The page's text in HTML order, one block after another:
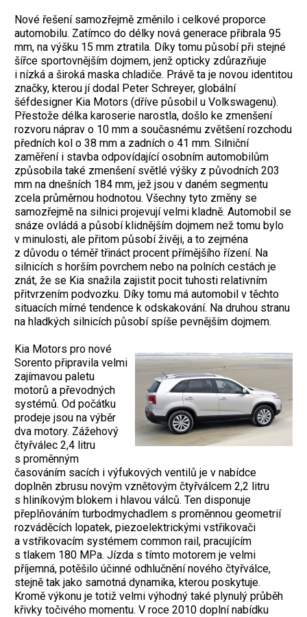
Nové řešení samozřejmě změnilo i celkové proporce
automobilu. Zatímco do délky nová generace přibrala 95
mm, na výšku 15 mm ztratila. Díky tomu působí při stejné
šířce sportovnějším dojmem, jenž opticky zdůrazňuje
i nízká a široká maska chladiče. Právě ta je novou identitou
značky, kterou jí dodal Peter Schreyer, globální
šéfdesigner Kia Motors (dříve působil u Volkswagenu).
Přestože délka karoserie narostla, došlo ke zmenšení
rozvoru náprav o 10 mm a současnému zvětšení rozchodu
předních kol o 38 mm a zadních o 41 mm. Silniční
zaměření i stavba odpovídající osobním automobilům
způsobila také zmenšení světlé výšky z původních 203
mm na dnešních 184 mm, jež jsou v daném segmentu
zcela průměrnou hodnotou. Všechny tyto změny se
samozřejmě na silnici projevují velmi kladně. Automobil se
snáze ovládá a působí klidnějším dojmem než tomu bylo
v minulosti, ale přitom působí živěji, a to zejména
z důvodu o téměř třináct procent přímějšího řízení. Na
silnicích s horším povrchem nebo na polních cestách je
znát, že se Kia snažila zajistit pocit tuhosti relativním
přitvrzením podvozku. Díky tomu má automobil v těchto
situacích mírné tendence k odskakování. Na druhou stranu
na hladkých silnicích působí spíše pevnějším dojmem.
Kia Motors pro nové
Sorento připravila velmi
zajímavou paletu
motorů a převodných
systémů. Od počátku
prodeje jsou na výběr
dva motory. Zážehový
čtyřválec 2,4 litru
s proměnným
časováním sacích i výfukových ventilů je v nabídce
doplněn zbrusu novým vznětovým čtyřválcem 2,2 litru
s hliníkovým blokem i hlavou válců. Ten disponuje
přeplňováním turbodmychadlem s proměnnou geometrií
rozváděcích lopatek, piezoelektrickými vstřikovači
a vstřikovacím systémem common rail, pracujícím
s tlakem 180 MPa. Jízda s tímto motorem je velmi
příjemná, potěšilo účinné odhlučnění nového čtyřválce,
stejně tak jako samotná dynamika, kterou poskytuje.
Kromě výkonu je totiž velmi výhodný také plynulý průběh
křivky točivého momentu. V roce 2010 doplní nabídku